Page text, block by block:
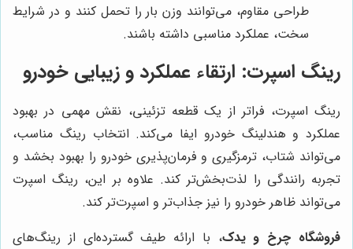
طراحی مقاوم، می‌توانند وزن بار را تحمل کنند و در شرایط
سخت، عملکرد مناسبی داشته باشند.
رینگ اسپرت: ارتقاء عملکرد و زیبایی خودرو
رینگ اسپرت، فراتر از یک قطعه تزئینی، نقش مهمی در بهبود
عملکرد و هندلینگ خودرو ایفا می‌کند. انتخاب رینگ مناسب،
می‌تواند شتاب، ترمزگیری و فرمان‌پذیری خودرو را بهبود بخشد و
تجربه رانندگی را لذت‌بخش‌تر کند. علاوه بر این، رینگ اسپرت
می‌تواند ظاهر خودرو را نیز جذاب‌تر و اسپرت‌تر کند.
فروشگاه چرخ و یدک، با ارائه طیف گسترده‌ای از رینگ‌های